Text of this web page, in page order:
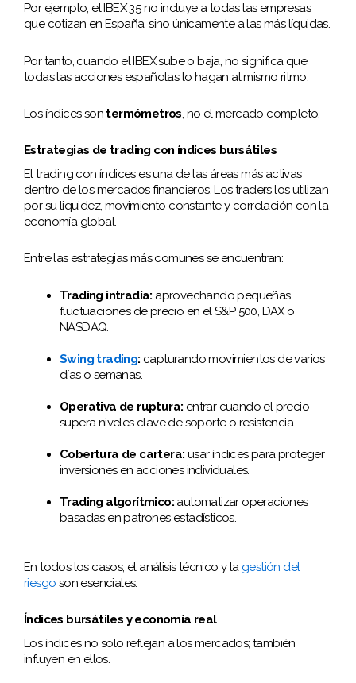
Por ejemplo, el IBEX 35 no incluye a todas las empresas
que cotizan en España, sino únicamente a las más líquidas.
Por tanto, cuando el IBEX sube o baja, no significa que
todas las acciones españolas lo hagan al mismo ritmo.
Los índices son termómetros, no el mercado completo.
Estrategias de trading con índices bursátiles
El trading con índices es una de las áreas más activas
dentro de los mercados financieros. Los traders los utilizan
por su liquidez, movimiento constante y correlación con la
economía global.
Entre las estrategias más comunes se encuentran:
Trading intradía: aprovechando pequeñas
fluctuaciones de precio en el S&P 500, DAX o
NASDAQ.
Swing trading: capturando movimientos de varios
días o semanas.
Operativa de ruptura: entrar cuando el precio
supera niveles clave de soporte o resistencia.
Cobertura de cartera: usar índices para proteger
inversiones en acciones individuales.
Trading algorítmico: automatizar operaciones
basadas en patrones estadísticos.
En todos los casos, el análisis técnico y la gestión del
riesgo son esenciales.
Índices bursátiles y economía real
Los índices no solo reflejan a los mercados; también
influyen en ellos.